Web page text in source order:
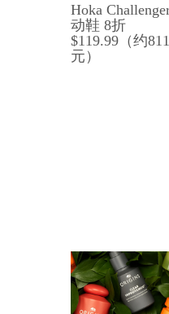
Hoka
动鞋 8折
$119.99（约
元）